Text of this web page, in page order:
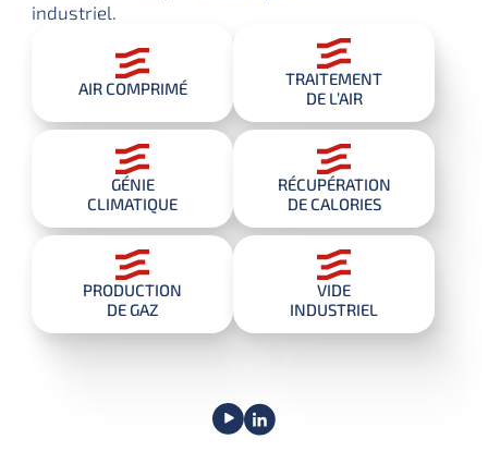
industriel.
AIR COMPRIMÉ
TRAITEMENT
DE L’AIR
GÉNIE
CLIMATIQUE
RÉCUPÉRATION
DE CALORIES
PRODUCTION
DE GAZ
VIDE
INDUSTRIEL